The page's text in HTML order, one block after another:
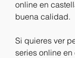
online en
buena calidad.
Si quieres ver
series online